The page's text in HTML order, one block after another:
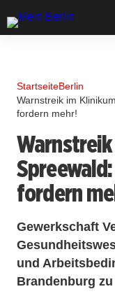
StartseiteBerlin
Warnstreik im
fordern mehr!
fordern
Gewerkschaft
und
Brandenburg